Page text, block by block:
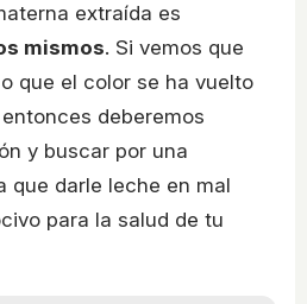
extraída es
mismos. Si vemos que
que el color se ha vuelto
deberemos
y buscar por una
que darle leche en mal
para la salud de tu